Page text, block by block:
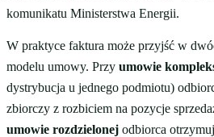
komunikatu Ministerstwa Energii.
W praktyce faktura może przyjść w
modelu umowy. Przy umowie
dystrybucja u jednego podmiotu)
zbiorczy z rozbiciem na pozycje
umowie rozdzielonej odbiorca